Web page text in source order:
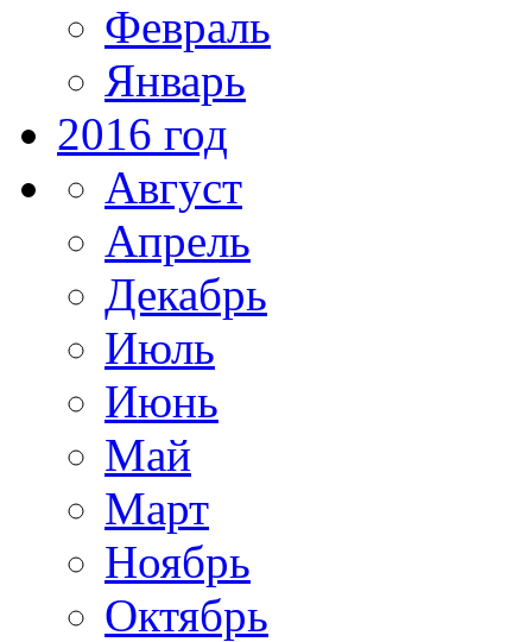
Февраль
Январь
2016 год
Август
Апрель
Декабрь
Июль
Июнь
Май
Март
Ноябрь
Октябрь